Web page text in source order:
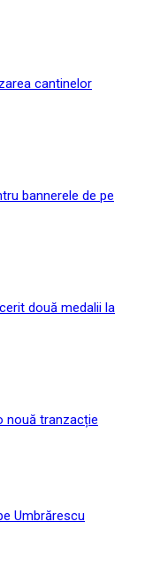
cantinelor
bannerele de pe
două medalii la
nouă tranzacție
Umbrărescu